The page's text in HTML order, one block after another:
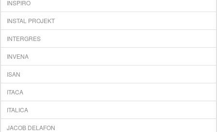
INSPIRO
INSTAL PROJEKT
INTERGRES
INVЕNA
ISAN
ITACA
ITALICA
JACOB DELAFON